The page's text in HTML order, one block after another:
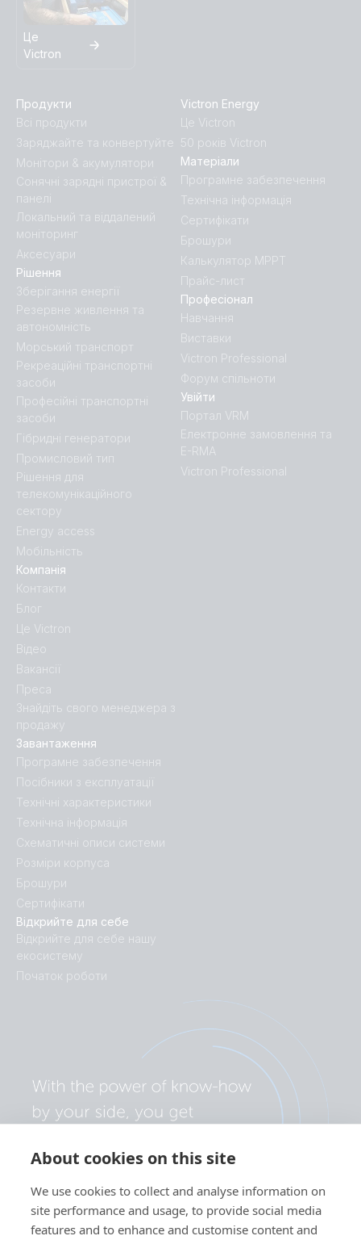
About cookies on this site
We use cookies to collect and analyse information on
site performance and usage, to provide social media
features and to enhance and customise content and
Це
Victron
Продукти
Всі продукти
Заряджайте та конвертуйте
Монітори & акумулятори
Сонячні зарядні пристрої &
панелі
Локальний та віддалений
моніторинг
Аксесуари
Відкрийте для себе
Відкрийте для себе нашу
екосистему
Початок роботи
Victron Energy
Це Victron
50 років Victron
Завантаження
Програмне забезпечення
Посібники з експлуатації
Технічні характеристики
Технічна інформація
Схематичні описи системи
Розміри корпуса
Брошури
Сертифікати
Рішення
Зберігання енергії
Резервне живлення та
автономність
Морський транспорт
Рекреаційні транспортні
засоби
Професійні транспортні
засоби
Гібридні генератори
Промисловий тип
Рішення для
телекомунікаційного
сектору
Energy access
Мобільність
Компанія
Контакти
Блог
Це Victron
Відео
Вакансії
Преса
Знайдіть свого менеджера з
продажу
Матеріали
Програмне забезпечення
Технічна інформація
Сертифікати
Брошури
Калькулятор MPPT
Прайс-лист
Професіонал
Навчання
Виставки
Victron Professional
Форум спільноти
Увійти
Портал VRM
Електронне замовлення та
E-RMA
Victron Professional